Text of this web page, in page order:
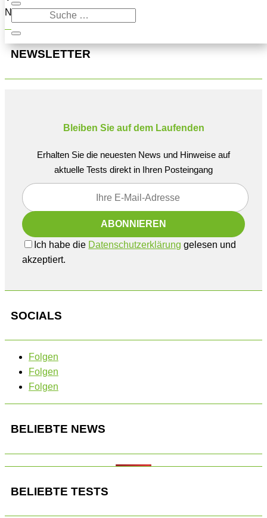
Navigation oben, um den Beitrag zu finden.
NEWSLETTER
Bleiben Sie auf dem Laufenden
Erhalten Sie die neuesten News und Hinweise auf
aktuelle Tests direkt in Ihren Posteingang
Ich habe die Datenschutzerklärung gelesen und
akzeptiert.
SOCIALS
Folgen
Folgen
Folgen
BELIEBTE NEWS
BELIEBTE TESTS